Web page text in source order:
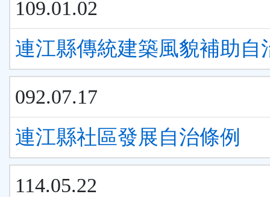
109.01.02
連江縣傳統建築風貌補助自
092.07.17
連江縣社區發展自治條例
114.05.22